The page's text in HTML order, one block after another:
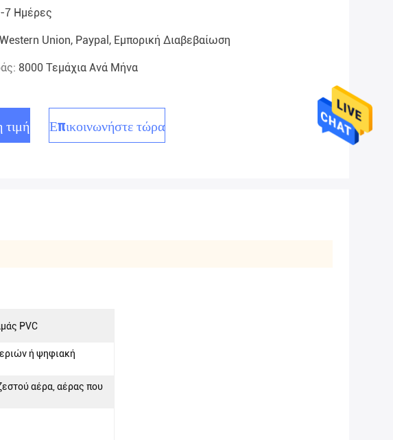
7 Ημέρες
Union, Paypal, Εμπορική Διαβεβαίωση
8000 Τεμάχια Ανά Μήνα
Επικοινωνήστε τώρα
PVC
ή ψηφιακή
αέρα, αέρας που